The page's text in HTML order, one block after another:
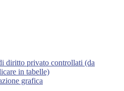
diritto privato controllati (da
in tabelle)
grafica